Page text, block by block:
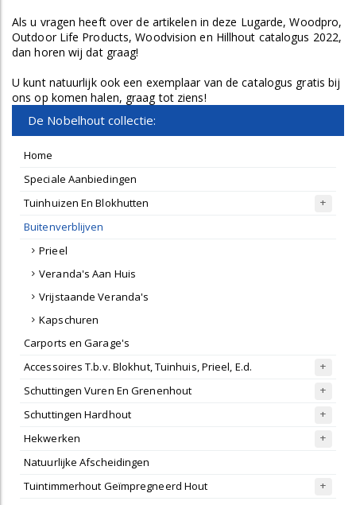
Als u vragen heeft over de artikelen in deze Lugarde, Woodpro,
Outdoor Life Products, Woodvision en Hillhout catalogus 2022,
dan horen wij dat graag!
U kunt natuurlijk ook een exemplaar van de catalogus gratis bij
ons op komen halen, graag tot ziens!
De Nobelhout collectie:
Home
Speciale Aanbiedingen
Tuinhuizen En Blokhutten
Buitenverblijven
Prieel
Veranda's Aan Huis
Vrijstaande Veranda's
Kapschuren
Carports en Garage's
Accessoires T.b.v. Blokhut, Tuinhuis, Prieel, E.d.
Schuttingen Vuren En Grenenhout
Schuttingen Hardhout
Hekwerken
Natuurlijke Afscheidingen
Tuintimmerhout Geïmpregneerd Hout